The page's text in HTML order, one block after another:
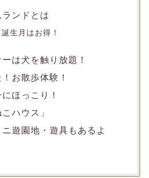
ンドとは
生月はお得！
は犬を触り放題！
お散歩体験！
ほっこり！
ハウス」
遊園地・遊具もあるよ